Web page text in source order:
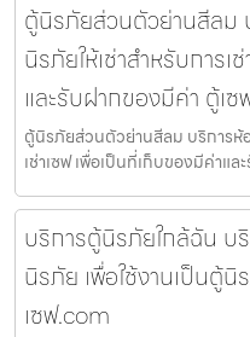
ตู้นิรภัยส่วนตัวย่านสีลม
นิรภัยให้เช่าสำหรับการเ
และรับฝากของมีค่า ตู้เ
ตู้นิรภัยส่วนตัวย่านสีลม บริการห้
เช่าเซฟ เพื่อเป็นที่เก็บของมีค่าแ
บริการตู้นิรภัยใกล้ฉัน บ
นิรภัย เพื่อใช้งานเป็นตู้
เซฟ.com